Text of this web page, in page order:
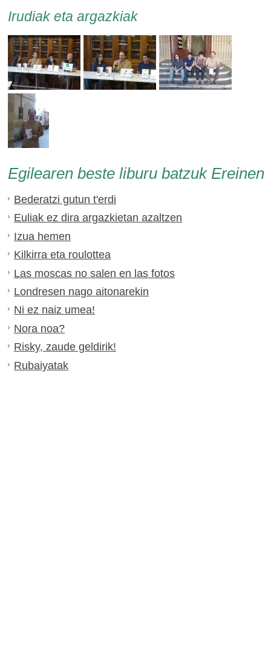
Irudiak eta argazkiak
Egilearen beste liburu batzuk Ereinen
Bederatzi gutun t'erdi
Euliak ez dira argazkietan azaltzen
Izua hemen
Kilkirra eta roulottea
Las moscas no salen en las fotos
Londresen nago aitonarekin
Ni ez naiz umea!
Nora noa?
Risky, zaude geldirik!
Rubaiyatak